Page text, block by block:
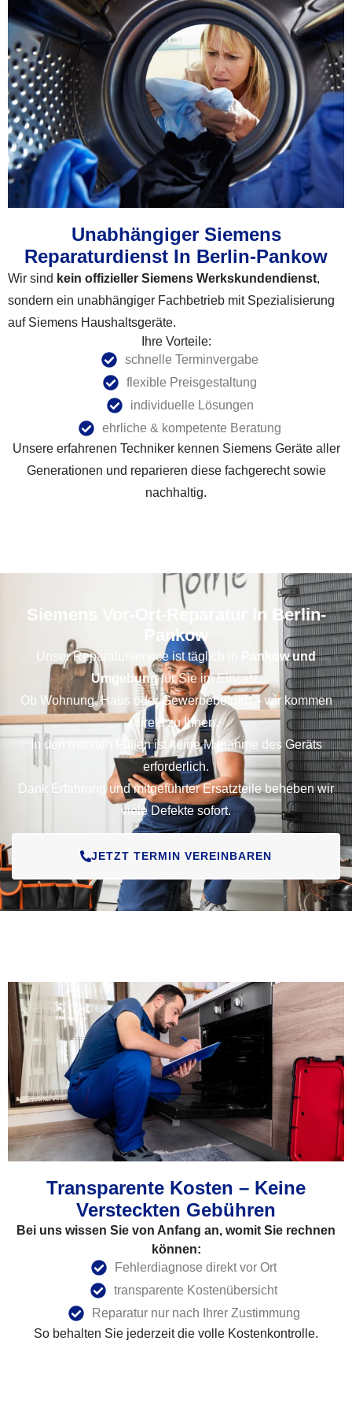
Unabhängiger Siemens
Reparaturdienst In Berlin-Pankow
Wir sind kein offizieller Siemens Werkskundendienst,
sondern ein unabhängiger Fachbetrieb mit Spezialisierung
auf Siemens Haushaltsgeräte.
Ihre Vorteile:
schnelle Terminvergabe
flexible Preisgestaltung
individuelle Lösungen
ehrliche & kompetente Beratung
Unsere erfahrenen Techniker kennen Siemens Geräte aller
Generationen und reparieren diese fachgerecht sowie
nachhaltig.
Siemens Vor-Ort-Reparatur In Berlin-
Pankow
Unser Reparaturservice ist täglich in
Pankow und
Umgebungfür Sie im Einsatz.
Ob Wohnung, Haus oder Gewerbebetrieb – wir kommen
direkt zu Ihnen.
In den meisten Fällen ist keine Mitnahme des Geräts
erforderlich.
Dank Erfahrung und mitgeführter Ersatzteile beheben wir
viele Defekte sofort.
JETZT TERMIN VEREINBAREN
Transparente Kosten – Keine
Versteckten Gebühren
Bei uns wissen Sie von Anfang an, womit Sie rechnen
können:
Fehlerdiagnose direkt vor Ort
transparente Kostenübersicht
Reparatur nur nach Ihrer Zustimmung
So behalten Sie jederzeit die volle Kostenkontrolle.